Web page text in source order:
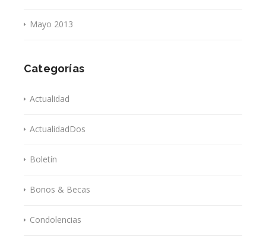
Mayo 2013
Categorías
Actualidad
ActualidadDos
Boletín
Bonos & Becas
Condolencias